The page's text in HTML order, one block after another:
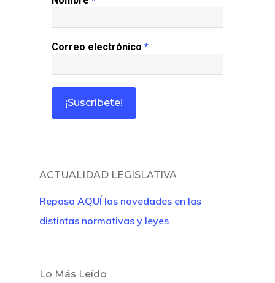
Correo electrónico *
ACTUALIDAD LEGISLATIVA
Repasa AQUÍ las novedades en las
distintas normativas y leyes
Lo Más Leído
Café Jurídico